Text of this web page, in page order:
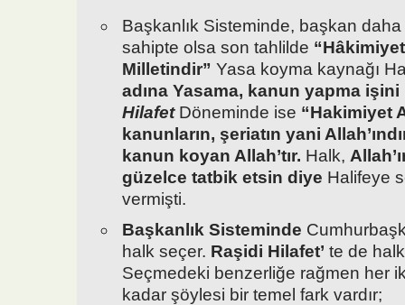
Başkanlık Sisteminde, başkan
sahipte olsa son tahlilde “Hâkimiyet
Milletindir” Yasa koyma kaynağı
adına Yasama, kanun yapma işini
HilafetDöneminde ise “Hakimiyet
kanunların, şeriatın yani
kanun koyan Allah’tır. Halk,
güzelce tatbik etsin diye Halifeye
vermişti.
Başkanlık Sisteminde
halk seçer. Raşidi Hilafet’ te de
Seçmedeki benzerliğe rağmen her
kadar şöylesi bir temel fark vardır;